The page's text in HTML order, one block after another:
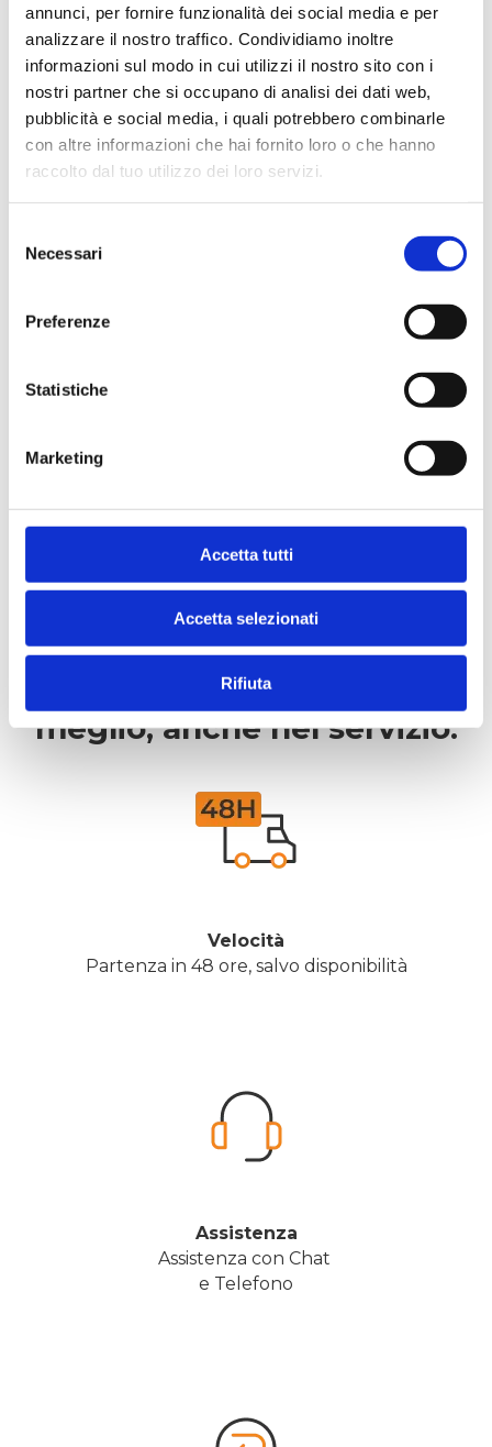
annunci, per fornire funzionalità dei social media e per
analizzare il nostro traffico. Condividiamo inoltre
informazioni sul modo in cui utilizzi il nostro sito con i
nostri partner che si occupano di analisi dei dati web,
pubblicità e social media, i quali potrebbero combinarle
con altre informazioni che hai fornito loro o che hanno
raccolto dal tuo utilizzo dei loro servizi.
delNecessari
Preferenze
Statistiche
Marketing
Accetta tutti
Accetta selezionati
Rifiuta
che offre una varietà di colori
per adattarsi a diverse
esigenze stilistiche.
Lo sgabello è disponibile in
varie finiture, permettendo una
personalizzazione che lo rende
ambienti.
MISURE
Profondità: 47 cm | Altezza
La tua casa merita il
meglio, anche nel servizio.
Velocità
Partenza in 48 ore, salvo disponibilità
Assistenza
Assistenza con Chat
e Telefono